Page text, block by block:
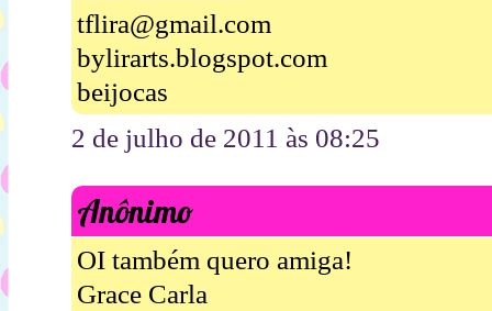
tflira@gmail.com
bylirarts.blogspot.com
beijocas
2 de julho de 2011 às 08:25
Anônimo
OI também quero amiga!
Grace Carla